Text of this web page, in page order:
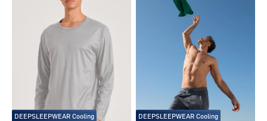
DEEPSLEEPWEAR Cooling DEEPSLEEPWEAR Cooling